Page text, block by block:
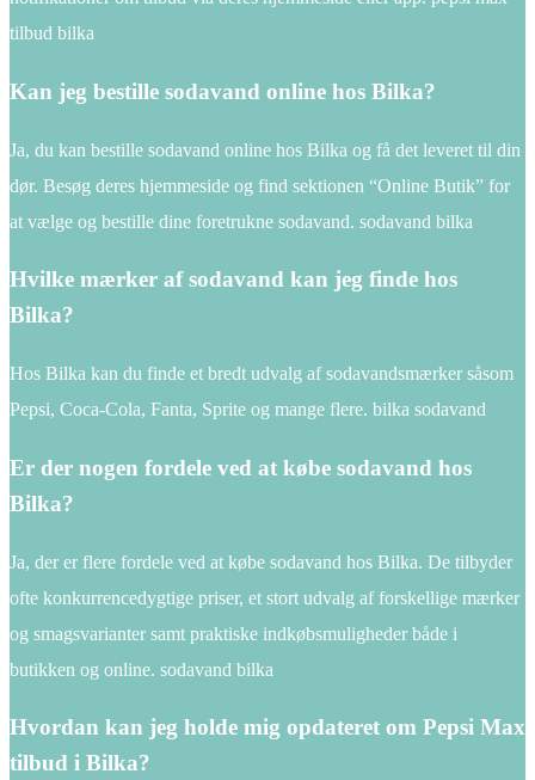
tilbud bilka
Kan jeg bestille sodavand online hos Bilka?
Ja, du kan bestille sodavand online hos Bilka og få det leveret til din
dør. Besøg deres hjemmeside og find sektionen “Online Butik” for
at vælge og bestille dine foretrukne sodavand. sodavand bilka
Hvilke mærker af sodavand kan jeg finde hos
Bilka?
Hos Bilka kan du finde et bredt udvalg af sodavandsmærker såsom
Pepsi, Coca-Cola, Fanta, Sprite og mange flere. bilka sodavand
Er der nogen fordele ved at købe sodavand hos
Bilka?
Ja, der er flere fordele ved at købe sodavand hos Bilka. De tilbyder
ofte konkurrencedygtige priser, et stort udvalg af forskellige mærker
og smagsvarianter samt praktiske indkøbsmuligheder både i
butikken og online. sodavand bilka
Hvordan kan jeg holde mig opdateret om Pepsi Max
tilbud i Bilka?